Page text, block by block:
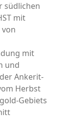
südlichen
mit
mit
und
Ankerit-
Herbst
Gebiets